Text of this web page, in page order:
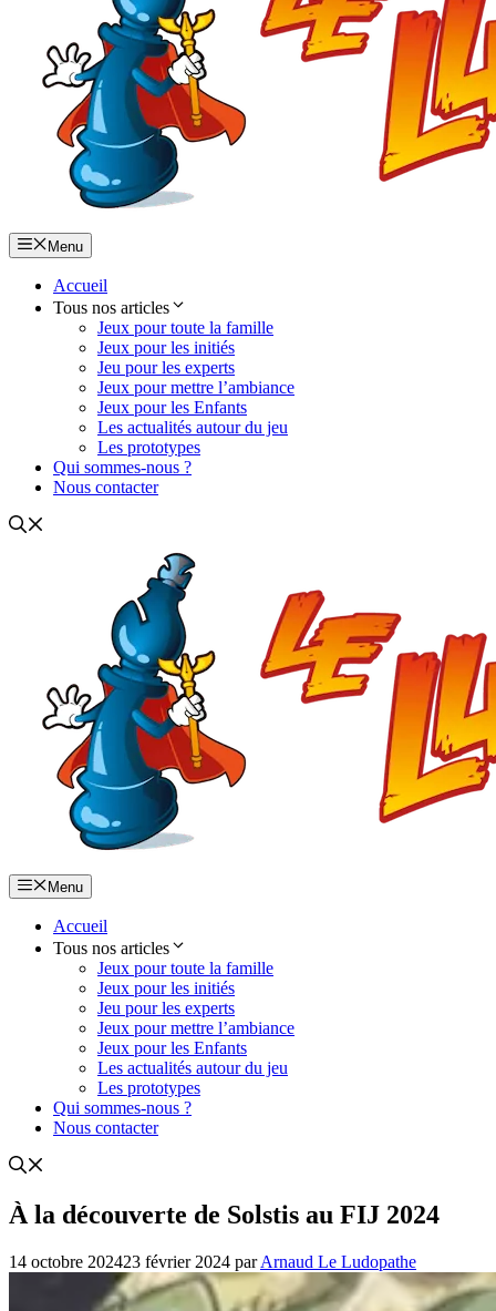
Menu
Accueil
Tous nos articles
Jeux pour toute la famille
Jeux pour les initiés
Jeu pour les experts
Jeux pour mettre l’ambiance
Jeux pour les Enfants
Les actualités autour du jeu
Les prototypes
Qui sommes-nous ?
Nous contacter
Menu
Accueil
Tous nos articles
Jeux pour toute la famille
Jeux pour les initiés
Jeu pour les experts
Jeux pour mettre l’ambiance
Jeux pour les Enfants
Les actualités autour du jeu
Les prototypes
Qui sommes-nous ?
Nous contacter
À la découverte de Solstis au FIJ 2024
14 octobre 202423 février 2024 parArnaud Le Ludopathe